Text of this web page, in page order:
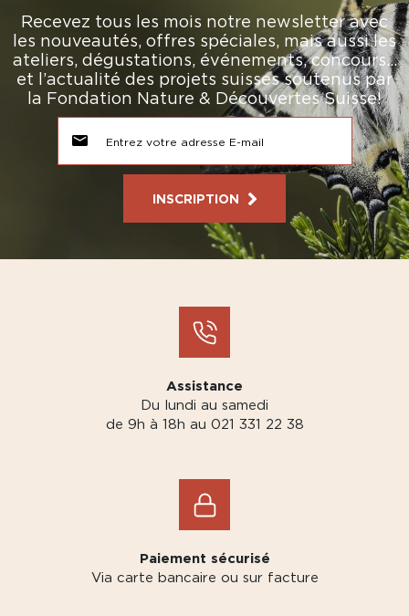
Recevez tous les mois notre newsletter avec
les nouveautés, offres spéciales, mais aussi les
ateliers, dégustations, événements, concours…
et l’actualité des projets suisses soutenus par
la Fondation Nature & Découvertes Suisse!
INSCRIPTION
Assistance
Du lundi au samedi
de 9h à 18h au 021 331 22 38
Paiement sécurisé
Via carte bancaire ou sur facture